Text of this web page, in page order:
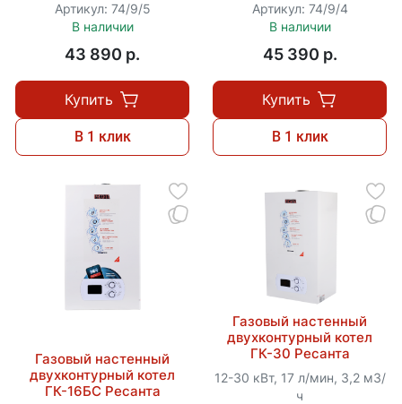
Артикул: 74/9/5
В наличии
43 890 p.
Купить
В 1 клик
Артикул: 74/9/4
В наличии
45 390 p.
Купить
В 1 клик
Газовый настенный
двухконтурный котел
ГК-16БС Ресанта
Газовый настенный
двухконтурный котел
ГК-30 Ресанта
12-30 кВт, 17 л/мин, 3,2 м3/
ч